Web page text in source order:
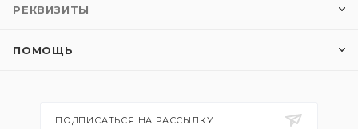
РЕКВИЗИТЫ
ПОМОЩЬ
ПОДПИСАТЬСЯ НА РАССЫЛКУ